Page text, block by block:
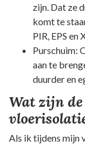
zijn. Dat ze
komt te
PIR, EPS en
Purschuim:
aan te
duurder en
Wat zijn de
Als ik tijdens mijn